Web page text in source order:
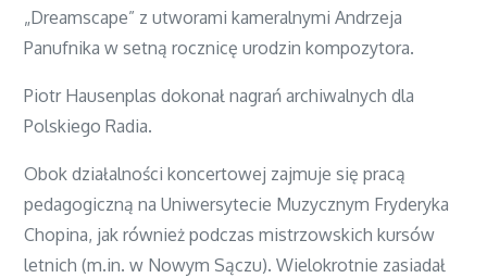
„Dreamscape” z utworami kameralnymi Andrzeja
Panufnika w setną rocznicę urodzin kompozytora.
Piotr Hausenplas dokonał nagrań archiwalnych dla
Polskiego Radia.
Obok działalności koncertowej zajmuje się pracą
pedagogiczną na Uniwersytecie Muzycznym Fryderyka
Chopina, jak również podczas mistrzowskich kursów
letnich (m.in. w Nowym Sączu). Wielokrotnie zasiadał